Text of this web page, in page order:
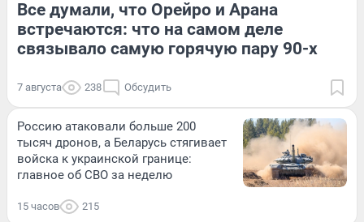
Все думали, что Орейро и Арана
встречаются: что на самом деле
связывало самую горячую пару 90-х
7 августа 238 Обсудить
Россию атаковали больше 200
тысяч дронов, а Беларусь стягивает
войска к украинской границе:
главное об СВО за неделю
15 часов 215